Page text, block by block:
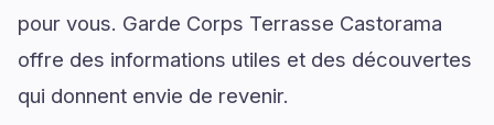
pour vous. Garde Corps Terrasse Castorama
offre des informations utiles et des découvertes
qui donnent envie de revenir.